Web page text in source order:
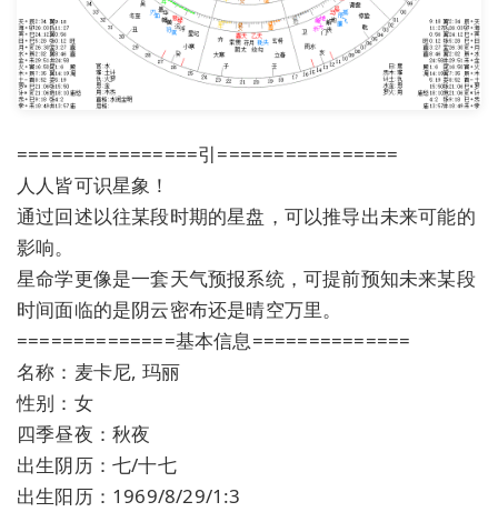
================引================
人人皆可识星象！
通过回述以往某段时期的星盘，可以推导出未来可能的
影响。
星命学更像是一套天气预报系统，可提前预知未来某段
时间面临的是阴云密布还是晴空万里。
==============基本信息==============
名称：麦卡尼, 玛丽
性别：女
四季昼夜：秋夜
出生阴历：七/十七
出生阳历：1969/8/29/1:3